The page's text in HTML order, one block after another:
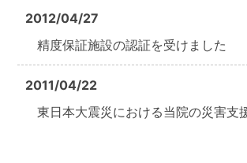
2012/04/27
精度保証施設の認証を受けました
2011/04/22
東日本大震災における当院の災害支